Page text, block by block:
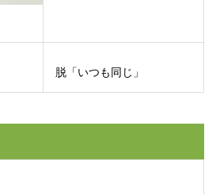
脱「いつも同じ」